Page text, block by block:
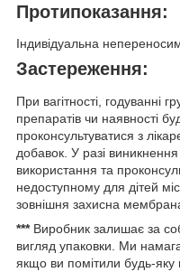
Протипоказання:
Індивідуальна
Застереження:
При вагітності, годуванні
препаратів чи наявності
проконсультуватися з
добавок. У разі
використання та
недоступному для дітей
зовнішня захисна
***Виробник залишає за
вигляд упаковки. Ми
якщо ви помітили будь-яку